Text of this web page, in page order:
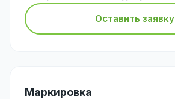
Оставить заявку
Маркировка